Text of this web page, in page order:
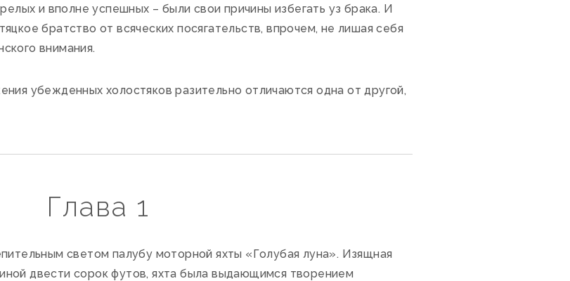
и вполне успешных – были свои причины избегать уз брака. И
братство от всяческих посягательств, впрочем, не лишая себя
внимания.
убежденных холостяков разительно отличаются одна от другой,
Глава 1
светом палубу моторной яхты «Голубая луна». Изящная
двести сорок футов, яхта была выдающимся творением